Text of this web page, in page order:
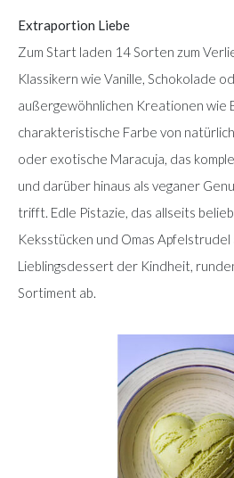
Extraportion Liebe
Zum Start laden 14 Sorten zum
Klassikern wie Vanille, Schokolade
außergewöhnlichen Kreationen wie
charakteristische Farbe von
oder exotische Maracuja, das
und darüber hinaus als veganer
trifft. Edle Pistazie, das allseits
Keksstücken und Omas Apfelstrudel
Lieblingsdessert der Kindheit,
Sortiment ab.